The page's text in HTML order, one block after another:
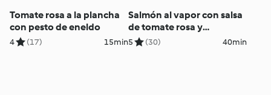
Tomate rosa a la plancha
con pesto de eneldo
4 (17) 15min
Salmón al vapor con salsa
de tomate rosa y
aceitunas y espárragos
5 (30) 40min